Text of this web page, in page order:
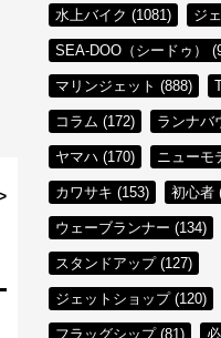
水上バイク (1081) ジ
SEA-DOO（シードゥ）
マリンジェット (888)
コラム (172) ランナバ
ヤマハ (170) ニューモ
カワサキ (153) 初心者
ウェーブランナー (134)
スタンドアップ (127)
ジェットショップ (120)
フラッグシップ (81)